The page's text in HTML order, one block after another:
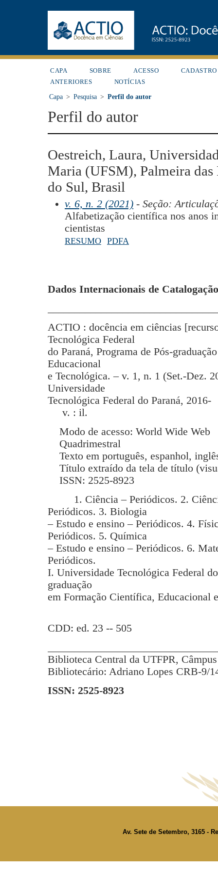
CAPA SOBRE ACESSO
CADASTRO
ANTERIORES
NOTÍCIAS
Capa > Pesquisa > Perfil do autor
Perfil do autor
Oestreich, Laura,
Maria (UFSM), Palmeira das
do Sul, Brasil
v. 6, n. 2 (2021) - Seção:
Alfabetização científica nos anos
cientistas
RESUMO PDFA
Dados Internacionais de
ACTIO : docência em ciências
Tecnológica Federal
do Paraná, Programa de Pós-
Educacional
e Tecnológica. – v. 1, n. 1 (Set.-Dez.
Universidade
Tecnológica Federal do Paraná, 2016-
v. : il.
Modo de acesso: World Wide Web
Quadrimestral
Texto em português, espanhol,
Título extraído da tela de título
ISSN: 2525-8923
1. Ciência – Periódicos. 2.
Periódicos. 3. Biologia
– Estudo e ensino – Periódicos. 4.
Periódicos. 5. Química
– Estudo e ensino – Periódicos. 6.
Periódicos.
I. Universidade Tecnológica Federal
graduação
em Formação Científica, Educacional
CDD: ed. 23 -- 505
Biblioteca Central da UTFPR,
Bibliotecário: Adriano Lopes CRB-9/
ISSN: 2525-8923
Av. Sete de Setembro, 3165 -